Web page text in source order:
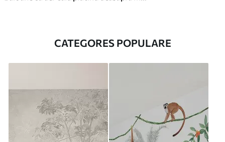
CATEGORES POPULARE